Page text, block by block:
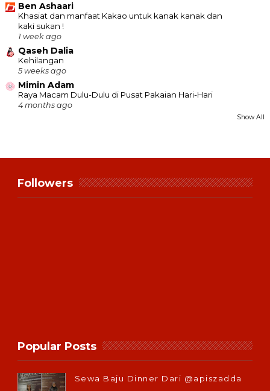
Ben Ashaari
Khasiat dan manfaat Kakao untuk kanak kanak dan
kaki sukan !
1 week ago
Qaseh Dalia
Kehilangan
5 weeks ago
Mimin Adam
Raya Macam Dulu-Dulu di Pusat Pakaian Hari-Hari
4 months ago
Show All
Followers
Popular Posts
Sewa Baju Dinner Dari @apiszadda